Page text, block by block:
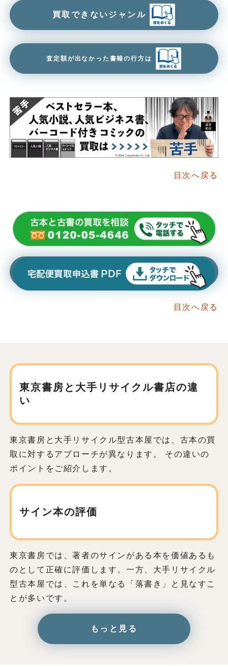
買取できないジャンル
査定額が出なかった書籍の行方は
目次へ戻る
目次へ戻る
東京書房と大手リサイクル書店の違
い
東京書房と大手リサイクル型古本屋では、古本の買
取に対するアプローチが異なります。 その違いの
ポイントをご紹介します。
サイン本の評価
東京書房では、著者のサインがある本を価値あるも
のとして正確に評価します。一方、大手リサイクル
型古本屋では、これを単なる「落書き」と見なすこ
とが多いです。
もっと見る